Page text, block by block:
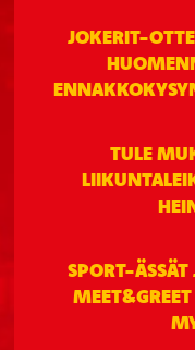
JOKERIT-
TULE
SPORT-